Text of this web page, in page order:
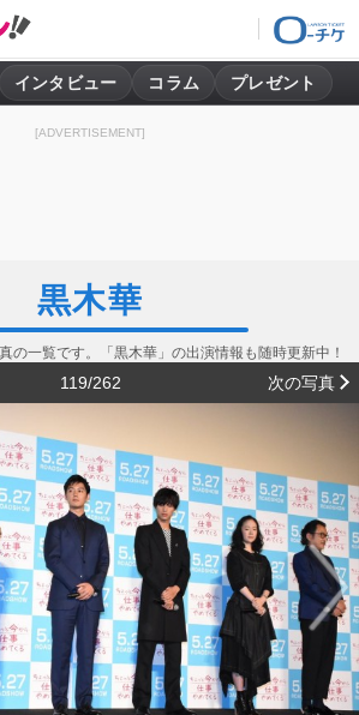
インタビュー コラム プレゼント
[ADVERTISEMENT]
黒木華
の一覧です。「黒木華」の出演情報も随時更新中！
119/262 次の写真